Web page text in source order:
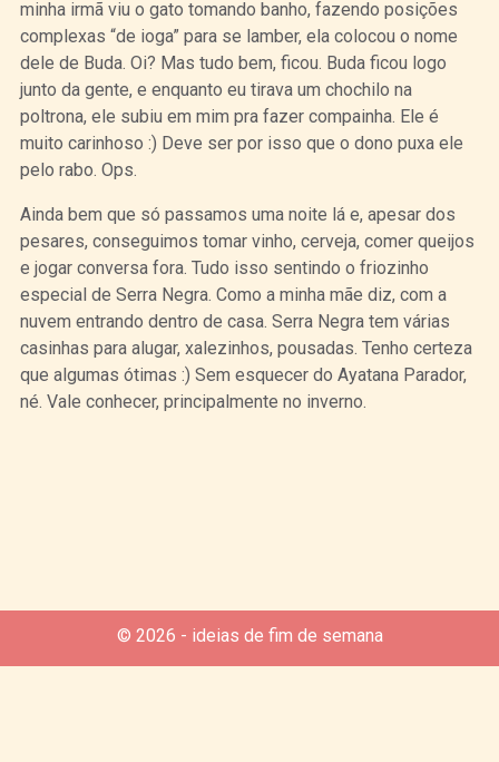
minha irmã viu o gato tomando banho, fazendo posições
complexas “de ioga” para se lamber, ela colocou o nome
dele de Buda. Oi? Mas tudo bem, ficou. Buda ficou logo
junto da gente, e enquanto eu tirava um chochilo na
poltrona, ele subiu em mim pra fazer compainha. Ele é
muito carinhoso :) Deve ser por isso que o dono puxa ele
pelo rabo. Ops.
Ainda bem que só passamos uma noite lá e, apesar dos
pesares, conseguimos tomar vinho, cerveja, comer queijos
e jogar conversa fora. Tudo isso sentindo o friozinho
especial de Serra Negra. Como a minha mãe diz, com a
nuvem entrando dentro de casa. Serra Negra tem várias
casinhas para alugar, xalezinhos, pousadas. Tenho certeza
que algumas ótimas :) Sem esquecer do Ayatana Parador,
né. Vale conhecer, principalmente no inverno.
© 2026 - ideias de fim de semana